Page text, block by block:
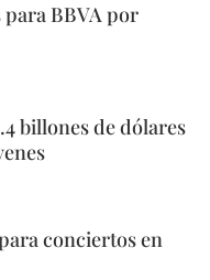
para BBVA por
billones de dólares
conciertos en